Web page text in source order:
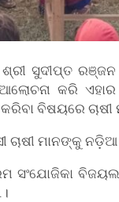
ଶ୍ରୀ ସୁଦୀପ୍ତ
କରି
ବିଷୟରେ ଚାଷୀ
ମାନଙ୍କୁ ନଡ଼ିଆ
ସଂଯୋଜିକା